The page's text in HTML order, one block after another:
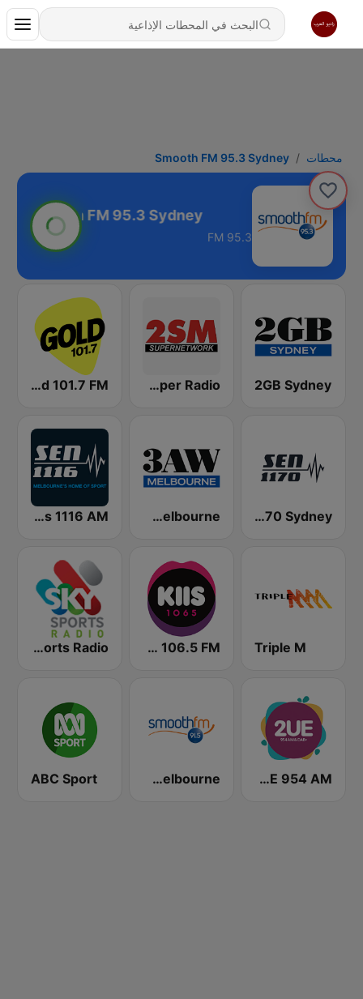
محطات Smooth FM 95.3 Sydney
95.3 FM
2GB Sydney
2SM Super Radio
Gold 101.7 FM
SEN Sports 1170 Sydney
3AW Melbourne
SEN Sports 1116 AM
Triple M
KIIS 106.5 FM
2KY - Sky Sports Radio
2UE 954 AM
Smooth FM 91.5 Melbourne
ABC Sport